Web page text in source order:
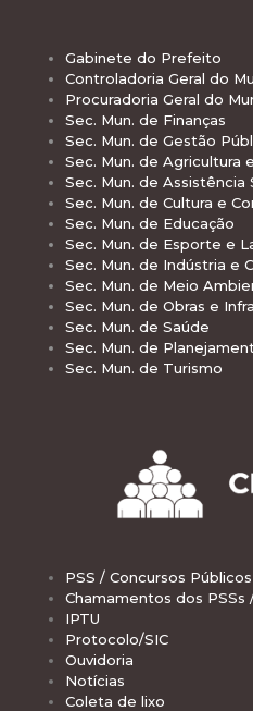
Gabinete do Prefeito
Controladoria Geral do
Procuradoria Geral do
Sec. Mun. de Finanças
Sec. Mun. de Gestão
Sec. Mun. de Agricultura
Sec. Mun. de Assistência
Sec. Mun. de Cultura e
Sec. Mun. de Educação
Sec. Mun. de Esporte e
Sec. Mun. de Indústria e
Sec. Mun. de Meio
Sec. Mun. de Obras e
Sec. Mun. de Saúde
Sec. Mun. de
Sec. Mun. de Turismo
PSS / Concursos Públicos
Chamamentos dos PSSs
IPTU
Protocolo/SIC
Ouvidoria
Notícias
Coleta de lixo